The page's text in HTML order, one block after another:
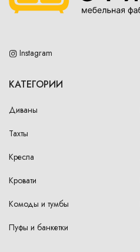
Instagram
КАТЕГОРИИ
Диваны
Тахты
Кресла
Кровати
Комоды и тумбы
Пуфы и банкетки